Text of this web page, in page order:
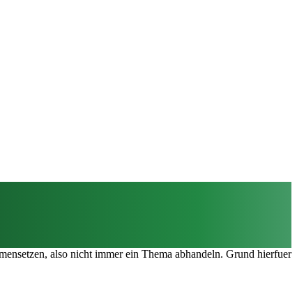
also nicht immer ein Thema abhandeln. Grund hierfuer